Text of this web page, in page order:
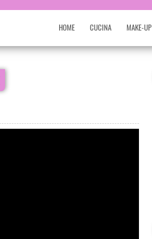
HOME CUCINA MAKE-UP